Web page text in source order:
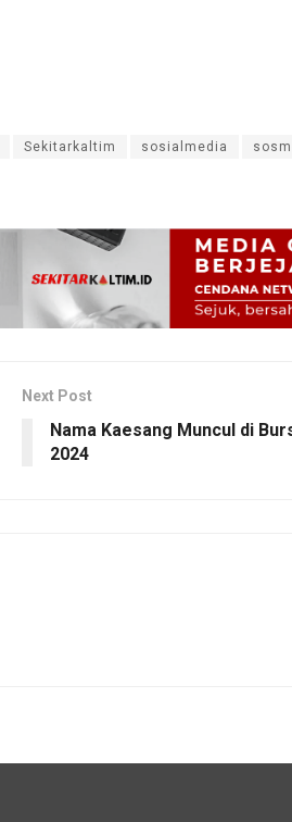
Sekitarkaltim sosialmedia
Next Post
Nama Kaesang Muncul di
2024